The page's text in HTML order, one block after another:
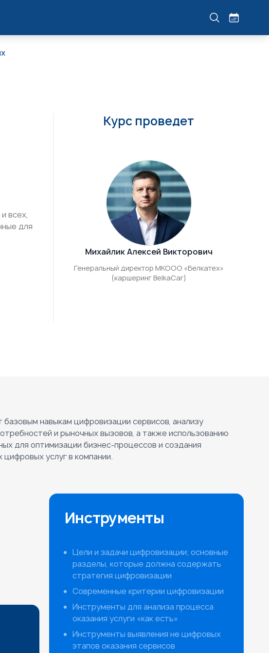
всех,
для
Курс проведет
Михайлик Алексей Викторович
Генеральный директор МКООО «Белкатех»
(каршеринг BelkaCar)
базовым навыкам цифровизации сервисов, анализу
и рыночных вызовов, а также использованию
для оптимизации бизнес-процессов и создания
услуг в компании.
Инструменты
Цели и задачи цифровизации; основные
разделы, которые должна содержать
стратегия цифровизации
Современные критерии цифровизации
Инструменты для анализа процесса
оказания услуги «как есть»
Инструменты выявления не цифровых
этапов оказания сервисов